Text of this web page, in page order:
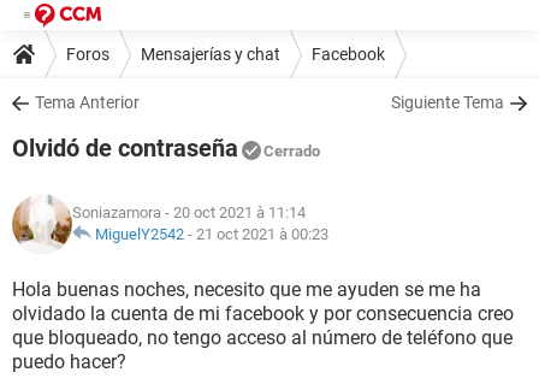
Foros Mensajerías y chat Facebook
Tema Anterior Siguiente Tema
Olvidó de contraseña Cerrado
Soniazamora - 20 oct 2021 à 11:14
MiguelY2542 - 21 oct 2021 à 00:23
Hola buenas noches, necesito que me ayuden se me ha
olvidado la cuenta de mi facebook y por consecuencia creo
que bloqueado, no tengo acceso al número de teléfono que
puedo hacer?